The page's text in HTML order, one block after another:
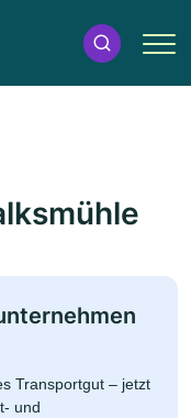
Transportgut – jetzt
und